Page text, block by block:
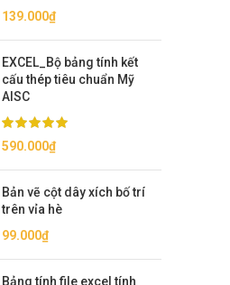
139.000₫
EXCEL_Bộ bảng tính kết
cấu thép tiêu chuẩn Mỹ
AISC
590.000₫
Bản vẽ cột dây xích bố trí
trên vỉa hè
99.000₫
Bảng tính file excel tính